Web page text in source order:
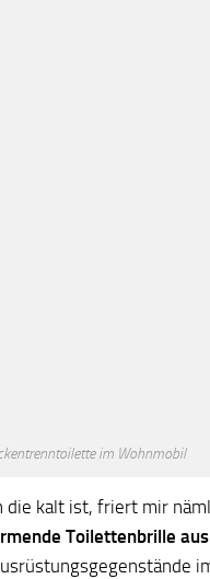
im Wohnmobil
kalt ist, friert mir
Toilettenbrille